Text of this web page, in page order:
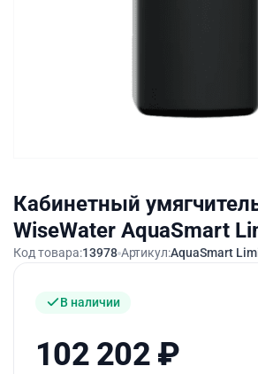
Кабинетный
WiseWater AquaSmart
Код товара:13978 Артикул:AquaSmart
В наличии
102 202 ₽